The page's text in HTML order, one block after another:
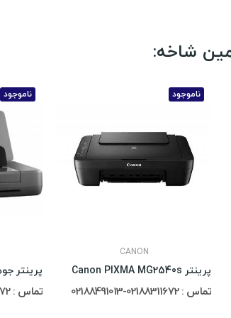
ناموجود
تماس : 02188311672-02188491013
ناموجود
CANON
پرینتر Canon PIXMA MG2540s
تماس : 02188311672-02188491013